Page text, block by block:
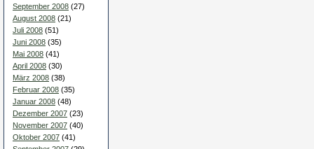
September 2008 (27)
August 2008 (21)
Juli 2008 (51)
Juni 2008 (35)
Mai 2008 (41)
April 2008 (30)
März 2008 (38)
Februar 2008 (35)
Januar 2008 (48)
Dezember 2007 (23)
November 2007 (40)
Oktober 2007 (41)